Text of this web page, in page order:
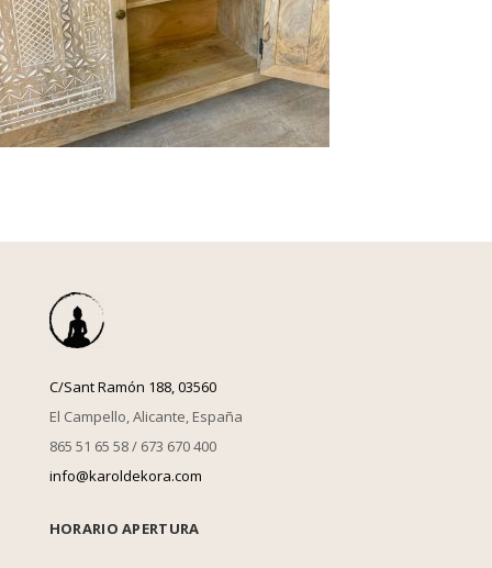
C/Sant Ramón 188, 03560
El Campello, Alicante, España
865 51 65 58 / 673 670 400
info@karoldekora.com
HORARIO APERTURA